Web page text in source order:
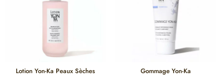
Lotion Yon-Ka Peaux Sèches
Gommage Yon-Ka